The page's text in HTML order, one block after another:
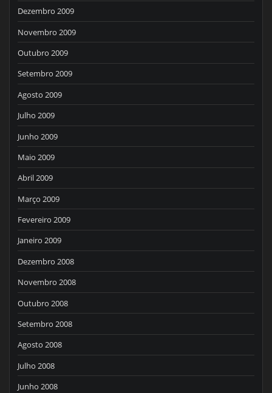
Dezembro 2009
Novembro 2009
Outubro 2009
Setembro 2009
Agosto 2009
Julho 2009
Junho 2009
Maio 2009
Abril 2009
Março 2009
Fevereiro 2009
Janeiro 2009
Dezembro 2008
Novembro 2008
Outubro 2008
Setembro 2008
Agosto 2008
Julho 2008
Junho 2008